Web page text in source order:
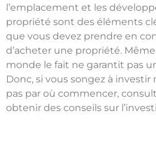
l’emplacement et les
propriété sont des éléments
que vous devez prendre en
d’acheter une propriété.
monde le fait ne garantit pas
Donc, si vous songez à investir
pas par où commencer,
obtenir des conseils sur